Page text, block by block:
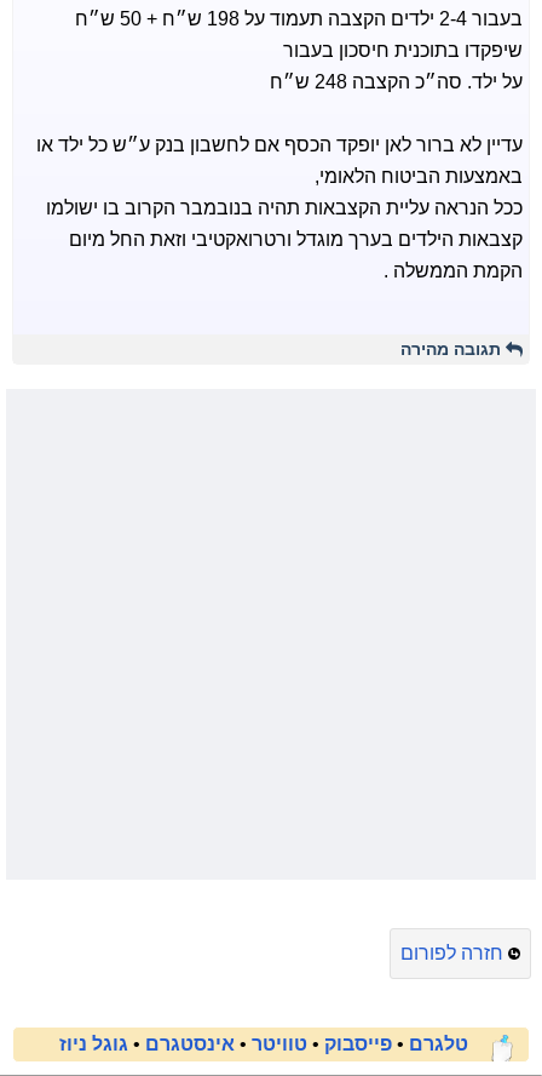
בעבור 2-4 ילדים הקצבה תעמוד על 198 ש״ח + 50 ש״ח
שיפקדו בתוכנית חיסכון בעבור
על ילד. סה״כ הקצבה 248 ש״ח
עדיין לא ברור לאן יופקד הכסף אם לחשבון בנק ע״ש כל ילד או
באמצעות הביטוח הלאומי,
ככל הנראה עליית הקצבאות תהיה בנובמבר הקרוב בו ישולמו
קצבאות הילדים בערך מוגדל ורטרואקטיבי וזאת החל מיום
הקמת הממשלה .
תגובה מהירה
חזרה לפורום
טלגרם • פייסבוק • טוויטר • אינסטגרם • גוגל ניוז